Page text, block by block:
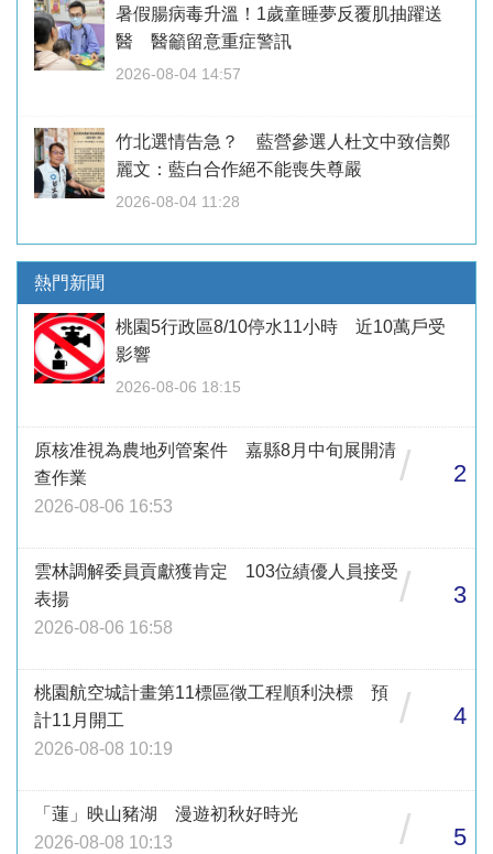
暑假腸病毒升溫！1歲童睡夢反覆肌抽躍送
醫 醫籲留意重症警訊
2026-08-04 14:57
竹北選情告急？ 藍營參選人杜文中致信鄭
麗文：藍白合作絕不能喪失尊嚴
2026-08-04 11:28
熱門新聞
桃園5行政區8/10停水11小時 近10萬戶受
影響
2026-08-06 18:15
原核准視為農地列管案件 嘉縣8月中旬展開清
查作業
2026-08-06 16:53
/ 2
雲林調解委員貢獻獲肯定 103位績優人員接受
表揚
2026-08-06 16:58
/ 3
桃園航空城計畫第11標區徵工程順利決標 預
計11月開工
2026-08-08 10:19
/ 4
「蓮」映山豬湖 漫遊初秋好時光
2026-08-08 10:13
/ 5